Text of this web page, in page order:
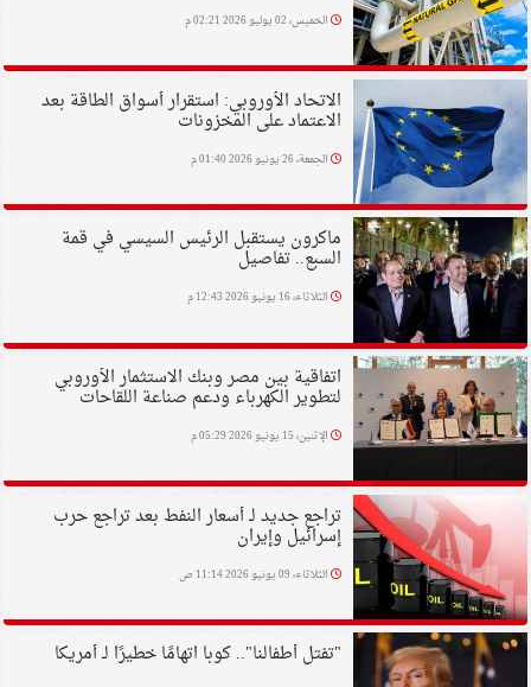
الخميس، 02 يوليو 2026 02:21 م
الاتحاد الأوروبي: استقرار أسواق الطاقة بعد
الاعتماد على المخزونات
الجمعة، 26 يونيو 2026 01:40 م
ماكرون يستقبل الرئيس السيسي في قمة
السبع.. تفاصيل
الثلاثاء، 16 يونيو 2026 12:43 م
اتفاقية بين مصر وبنك الاستثمار الأوروبي
لتطوير الكهرباء ودعم صناعة اللقاحات
الإثنين، 15 يونيو 2026 05:29 م
تراجع جديد لـ أسعار النفط بعد تراجع حرب
إسرائيل وإيران
الثلاثاء، 09 يونيو 2026 11:14 ص
"تفتل أطفالنا".. كوبا اتهامًا خطيرًا لـ أمريكا